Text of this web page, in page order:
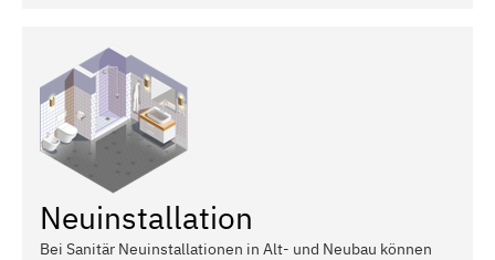
Neuinstallation
Bei Sanitär Neuinstallationen in Alt- und Neubau können